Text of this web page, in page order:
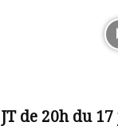
JT de 20h du